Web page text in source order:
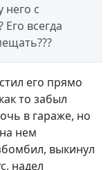
него с
всегда
его прямо
то забыл
в гараже, но
нем
выкинул
надел